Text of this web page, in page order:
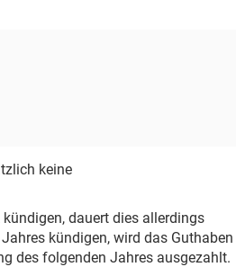
keine
dauert dies allerdings
kündigen, wird das Guthaben
des folgenden Jahres ausgezahlt.